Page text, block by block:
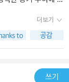
분하지 못한다. 그
내면에는 모든 두
다.' '아무리 사소한
가 처한 상황을 개
마찬가지로 가치
더보기
쓰기